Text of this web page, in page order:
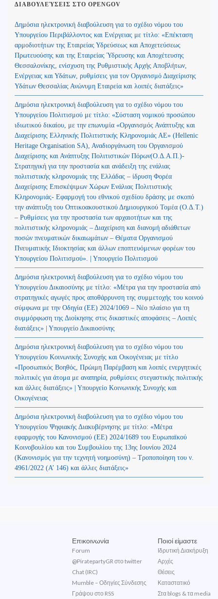
ΔΙΑΒΟΥΛΕΎΣΕΙΣ ΣΤΟ OPENGOV
Δημόσια ηλεκτρονική διαβούλευση για το σχέδιο νόμου του
Υπουργείου Περιβάλλοντος και Ενέργειας με τίτλο: «Επέκταση
αρμοδιοτήτων της Εταιρείας Υδρεύσεως και Αποχετεύσεως
Πρωτευούσης και της Εταιρείας Ύδρευσης και Αποχέτευσης
Θεσσαλονίκης, ενίσχυση της Ρυθμιστικής Αρχής Αποβλήτων,
Ενέργειας και Υδάτων, ρυθμίσεις για τον Οργανισμό Διαχείρισης
Υδάτων Θεσσαλίας Ανώνυμη Εταιρεία και λοιπές διατάξεις»
Δημόσια ηλεκτρονική διαβούλευση για το σχέδιο νόμου του
Υπουργείου Πολιτισμού με τίτλο: «Σύσταση νομικού προσώπου
ιδιωτικού δικαίου, με την επωνυμία «Οργανισμός Ανάπτυξης και
Διαχείρισης Ελληνικής Πολιτιστικής Κληρονομιάς ΑΕ» (Hellenic
Heritage Organisation SA), Αναδιοργάνωση του Οργανισμού
Διαχείρισης και Ανάπτυξης Πολιτιστικών Πόρων(Ο.Δ.Α.Π.)-
Στρατηγική για την προστασία και ανάδειξη της ενάλιας
πολιτιστικής κληρονομιάς της Ελλάδας – ίδρυση Φορέα
Διαχείρισης Επισκέψιμων Χώρων Ενάλιας Πολιτιστικής
Κληρονομιάς- Εφαρμογή του εθνικού σχεδίου δράσης με σκοπό
την ανάπτυξη του Οπτικοακουστικού Δημιουργικού Τομέα (Ο.Δ.Τ.)
– Ρυθμίσεις για την προστασία των αρχαιοτήτων και της
πολιτιστικής κληρονομιάς – Διαχείριση και διανομή αδιάθετων
ποσών πνευματικών δικαιωμάτων – Θέματα Οργανισμού
Πνευματικής Ιδιοκτησίας και άλλων εποπτευόμενων φορέων του
Υπουργείου Πολιτισμού». | Υπουργείο Πολιτισμού
Δημόσια ηλεκτρονική διαβούλευση για το σχέδιο νόμου του
Υπουργείου Δικαιοσύνης με τίτλο: «Μέτρα για την προστασία από
στρατηγικές αγωγές προς αποθάρρυνση της συμμετοχής του κοινού
σύμφωνα με την Οδηγία (ΕΕ) 2024/1069 – Νέο πλαίσιο για τη
συμμόρφωση της Διοίκησης στις δικαστικές αποφάσεις – Λοιπές
διατάξεις» | Υπουργείο Δικαιοσύνης
Δημόσια ηλεκτρονική διαβούλευση για το σχέδιο νόμου του
Υπουργείου Κοινωνικής Συνοχής και Οικογένειας με τίτλο
«Προσωπικός Βοηθός, Πρώιμη Παρέμβαση και λοιπές ενεργητικές
πολιτικές για άτομα με αναπηρία, ρυθμίσεις στεγαστικής πολιτικής
και άλλες διατάξεις» | Υπουργείο Κοινωνικής Συνοχής και
Οικογένειας
Δημόσια ηλεκτρονική διαβούλευση για το σχέδιο νόμου του
Υπουργείου Ψηφιακής Διακυβέρνησης με τίτλο: «Μέτρα
εφαρμογής του Κανονισμού (ΕΕ) 2024/1689 του Ευρωπαϊκού
Κοινοβουλίου και του Συμβουλίου της 13ης Ιουνίου 2024
(Kανονισμός για την τεχνητή νοημοσύνη) – Τροποποίηση του ν.
4961/2022 (Α’ 146) και άλλες διατάξεις»
Επικοινωνία
Forum
@PiratepartyGR στο twitter
Chat (IRC)
Mumble – Οδηγίες Σύνδεσης
Γράψου στο RSS
Ποιοί είμαστε
Ιδρυτική Διακήρυξη
Αρχές
Θέσεις
Καταστατικό
Στα blogs & τα media